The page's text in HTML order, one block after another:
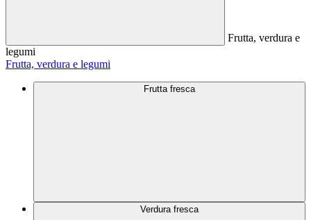
Frutta, verdura e
legumi
Frutta, verdura e legumi
Frutta fresca
Verdura fresca